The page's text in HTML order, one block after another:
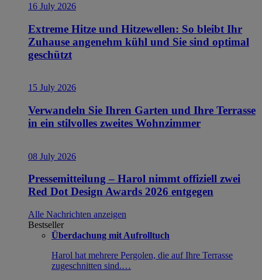
16 July 2026
Extreme Hitze und Hitzewellen: So bleibt Ihr
Zuhause angenehm kühl und Sie sind optimal
geschützt
15 July 2026
Verwandeln Sie Ihren Garten und Ihre Terrasse
in ein stilvolles zweites Wohnzimmer
08 July 2026
Pressemitteilung – Harol nimmt offiziell zwei
Red Dot Design Awards 2026 entgegen
Alle Nachrichten anzeigen
Bestseller
Überdachung mit Aufrolltuch
Harol hat mehrere Pergolen, die auf Ihre Terrasse
zugeschnitten sind.…